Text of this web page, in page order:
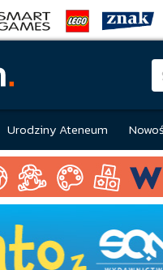
Urodziny Ateneum